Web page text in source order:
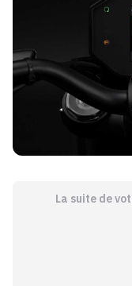
La suite de